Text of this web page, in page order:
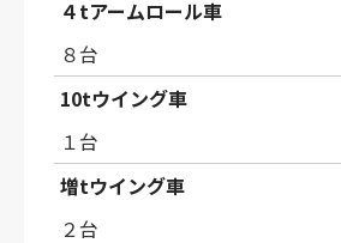
４tアームロール車
８台
10tウイング車
１台
増tウイング車
２台